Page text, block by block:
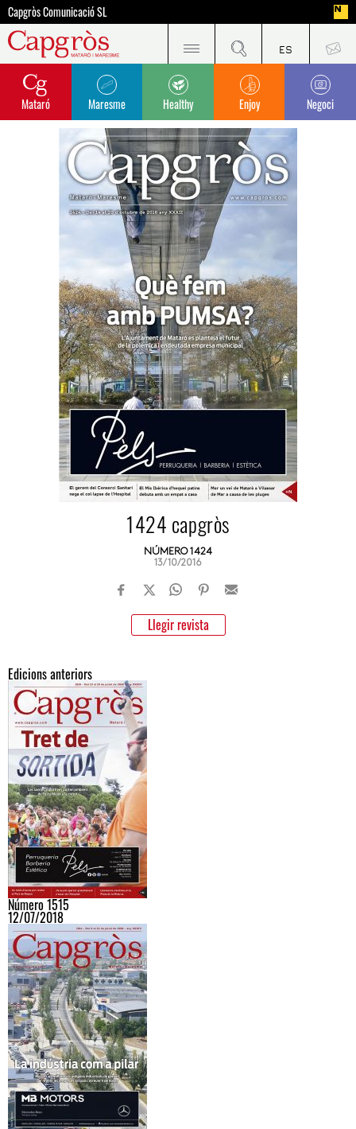
Capgròs Comunicació SL
Mataró Maresme Healthy Enjoy Negoci
1424 capgròs
NÚMERO 1424
13/10/2016
Llegir revista
Edicions anteriors
Número 1515
12/07/2018